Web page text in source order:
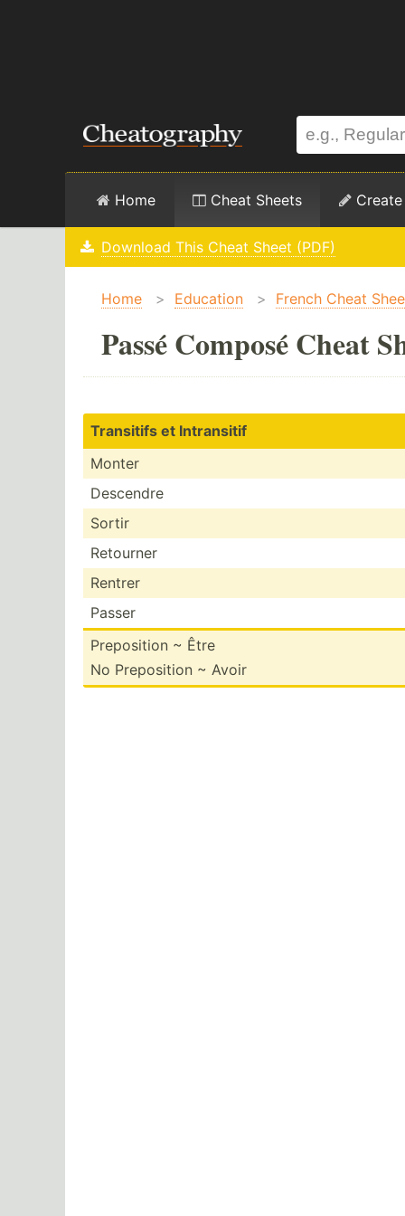
Home Cheat Sheets Create
Download This Cheat Sheet (PDF)
Home > Education > French Cheat
Passé Composé Cheat
Transitifs et Intran­sitif
Monter
Descendre
Sortir
Retourner
Rentrer
Passer
Prepos­ition ~ Être
No Prepos­ition ~ Avoir